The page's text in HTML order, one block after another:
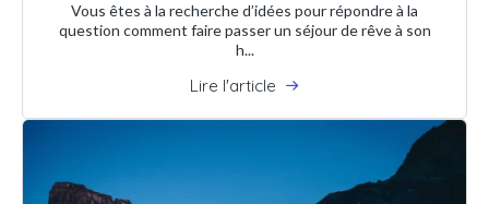
Vous êtes à la recherche d’idées pour répondre à la
question comment faire passer un séjour de rêve à son
h...
Lire l'article